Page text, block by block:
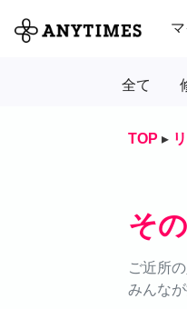
全て
TOP ▸
そ
ご近所
みんな